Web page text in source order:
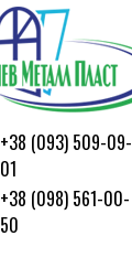
+38 (093) 509-09-
01
+38 (098) 561-00-
50